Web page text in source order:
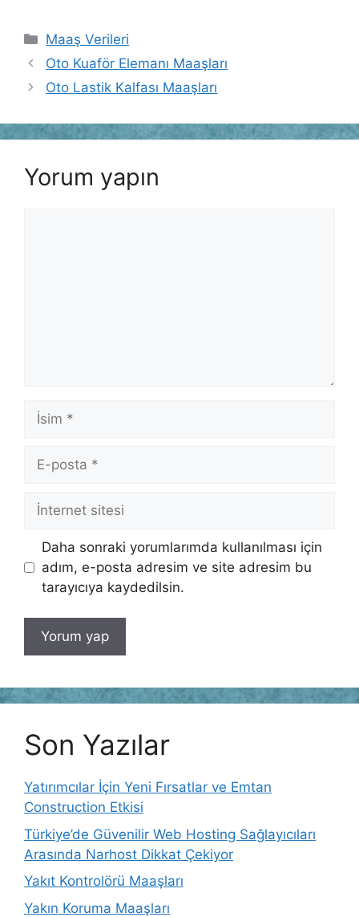
Kategoriler
Maaş Verileri
Oto Kuaför Elemanı Maaşları
Oto Lastik Kalfası Maaşları
Yorum yapın
İsim
posta
İnternet
sitesi
Daha sonraki yorumlarımda kullanılması için
adım, e-posta adresim ve site adresim bu
tarayıcıya kaydedilsin.
Son Yazılar
Yatırımcılar İçin Yeni Fırsatlar ve Emtan
Construction Etkisi
Türkiye’de Güvenilir Web Hosting Sağlayıcıları
Arasında Narhost Dikkat Çekiyor
Yakıt Kontrolörü Maaşları
Yakın Koruma Maaşları